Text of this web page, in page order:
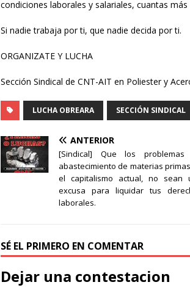
condiciones laborales y salariales, cuantas
Si nadie trabaja por ti, que nadie decida por ti.
ORGANIZATE Y LUCHA
Sección Sindical de CNT-AIT en Poliester y
LUCHA OBREARA SECCIÓN SINDICAL
ANTERIOR
[Sindical] Que los
abastecimiento de materias
el capitalismo actual, no sean
excusa para liquidar tus
laborales.
SÉ EL PRIMERO EN COMENTAR
Dejar una contestacion